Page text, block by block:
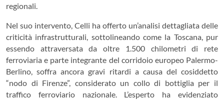
regionali.
Nel suo intervento, Celli ha offerto un’analisi dettagliata delle
criticità infrastrutturali, sottolineando come la Toscana, pur
essendo attraversata da oltre 1.500 chilometri di rete
ferroviaria e parte integrante del corridoio europeo Palermo-
Berlino, soffra ancora gravi ritardi a causa del cosiddetto
“nodo di Firenze”, considerato un collo di bottiglia per il
traffico ferroviario nazionale. L’esperto ha evidenziato